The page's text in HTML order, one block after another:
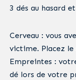
3 dés au hasard
Cerveau : vous
victime. Placez le
Empreintes :
dé lors de votre